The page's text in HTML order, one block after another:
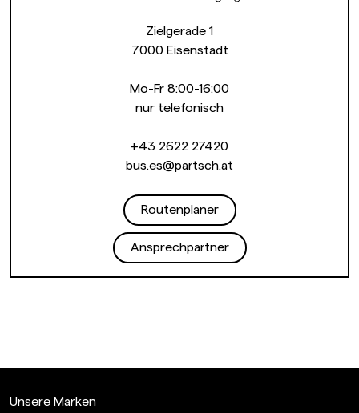
Zielgerade 1
7000 Eisenstadt
Mo-Fr 8:00-16:00
nur telefonisch
+43 2622 27420
bus.es@partsch.at
Routenplaner
Ansprechpartner
Unsere Marken